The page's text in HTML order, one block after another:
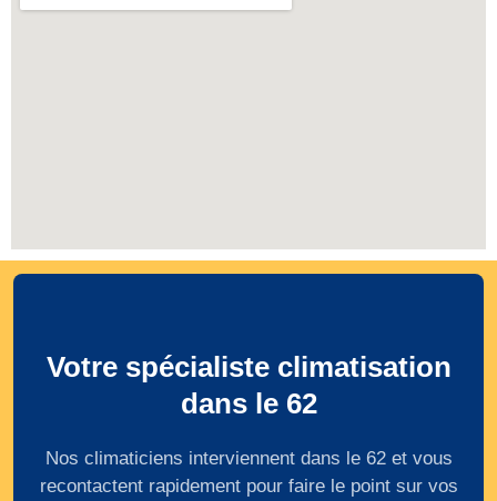
Votre spécialiste climatisation
dans le 62
Nos climaticiens interviennent dans le 62 et vous
recontactent rapidement pour faire le point sur vos